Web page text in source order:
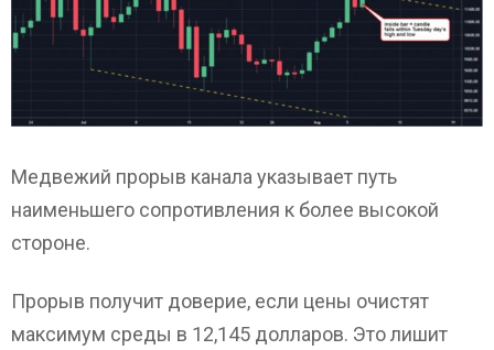
Медвежий прорыв канала указывает путь
наименьшего сопротивления к более высокой
стороне.
Прорыв получит доверие, если цены очистят
максимум среды в 12,145 долларов. Это лишит